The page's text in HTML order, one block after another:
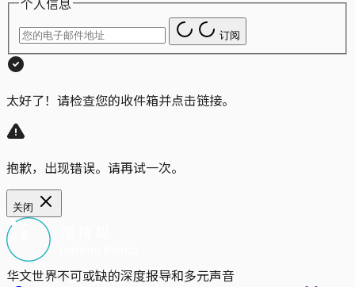
订阅
太好了！请检查您的收件箱并点击链接。
抱歉，出现错误。请再试一次。
关闭
华文世界不可或缺的深度报导和多元声音